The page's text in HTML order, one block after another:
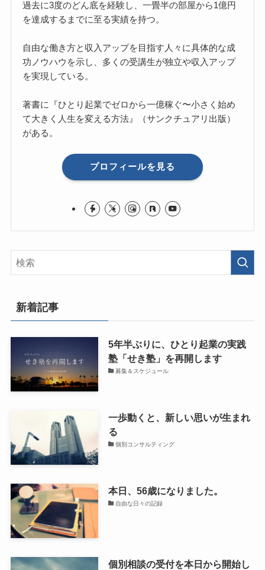
過去に3度のどん底を経験し、一畳半の部屋から1億円
を達成するまでに至る実績を持つ。
自由な働き方と収入アップを目指す人々に具体的な成
功ノウハウを示し、多くの受講生が独立や収入アップ
を実現している。
著書に『ひとり起業でゼロから一億稼ぐ〜小さく始め
て大きく人生を変える方法』（サンクチュアリ出版）
がある。
プロフィールを見る
新着記事
5年半ぶりに、ひとり起業の実践
塾「せき塾」を再開します
募集＆スケジュール
一歩動くと、新しい思いが生まれ
る
個別コンサルティング
本日、56歳になりました。
自由な日々の記録
個別相談の受付を本日から開始し